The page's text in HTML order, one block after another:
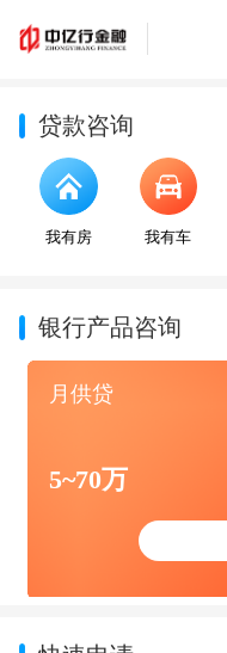
贷款咨询
我有房 我有车
银行产品咨询
月供贷
5~70万